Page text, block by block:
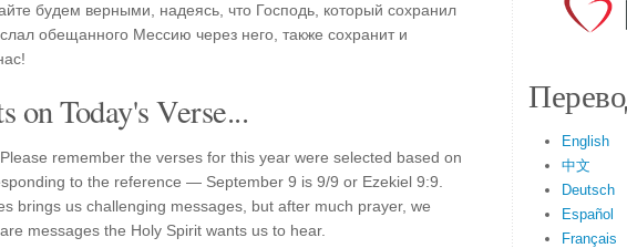
будем верными, надеясь, что Господь, который сохранил
обещанного Мессию через него, также сохранит и
on Today's Verse...
remember the verses for this year were selected based on
to the reference — September 9 is 9/9 or Ezekiel 9:9.
brings us challenging messages, but after much prayer, we
messages the Holy Spirit wants us to hear.
English
中文
Deutsch
Español
Français